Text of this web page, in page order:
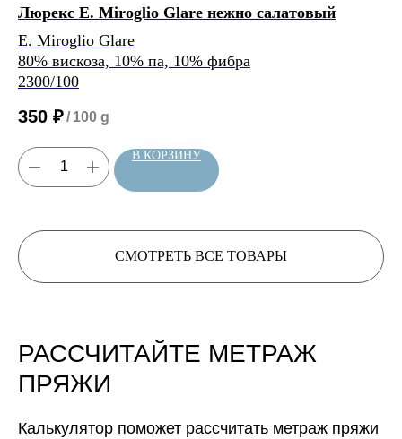
Люрекс E. Miroglio Glare нежно салатовый
E. Miroglio Glare
80% вискоза, 10% па, 10% фибра
2300/100
350 ₽/ 100 g
В КОРЗИНУ
СМОТРЕТЬ ВСЕ ТОВАРЫ
РАССЧИТАЙТЕ МЕТРАЖ
ПРЯЖИ
Калькулятор поможет рассчитать метраж пряжи
Нить 2
будет иметь метраж:
Расчет метража 3 артикула
Расчет метража 4 артикула
Расчет метража 5
артикулов